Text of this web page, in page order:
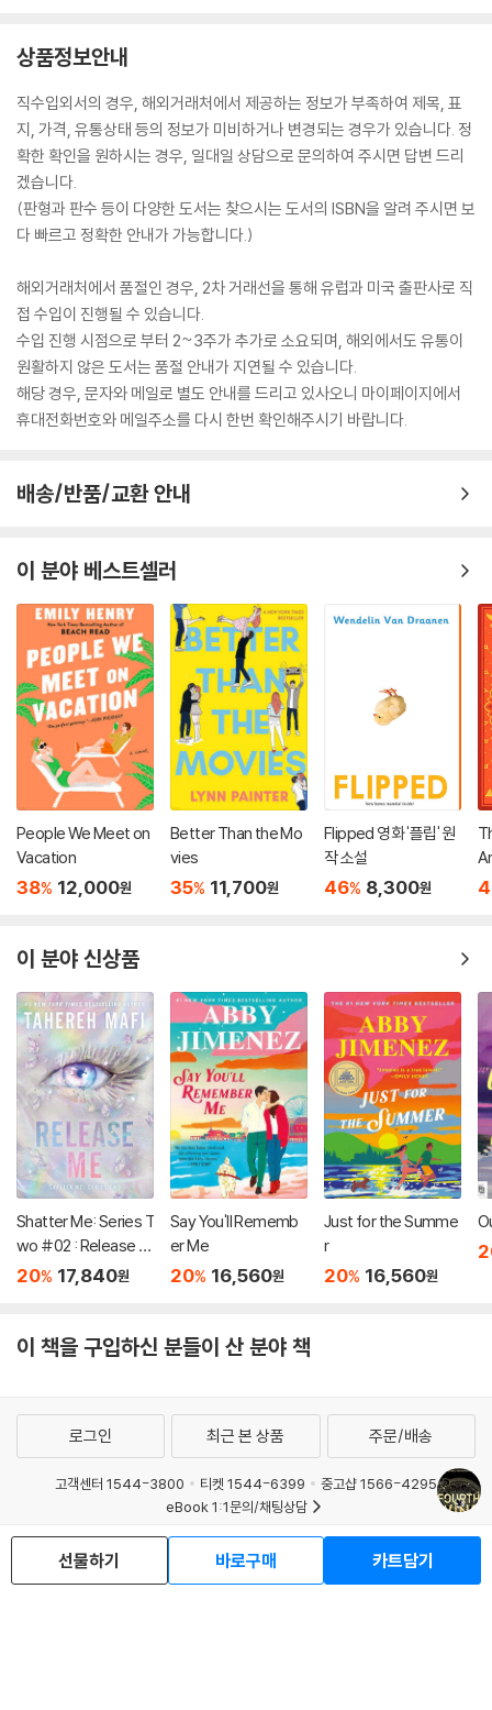
상품정보안내
직수입외서의 경우, 해외거래처에서 제공하는 정보가 부족하여 제목, 표
지, 가격, 유통상태 등의 정보가 미비하거나 변경되는 경우가 있습니다. 정
확한 확인을 원하시는 경우, 일대일 상담으로 문의하여 주시면 답변 드리
겠습니다.
(판형과 판수 등이 다양한 도서는 찾으시는 도서의 ISBN을 알려 주시면 보
다 빠르고 정확한 안내가 가능합니다.)
해외거래처에서 품절인 경우, 2차 거래선을 통해 유럽과 미국 출판사로 직
접 수입이 진행될 수 있습니다.
수입 진행 시점으로 부터 2~3주가 추가로 소요되며, 해외에서도 유통이
원활하지 않은 도서는 품절 안내가 지연될 수 있습니다.
해당 경우, 문자와 메일로 별도 안내를 드리고 있사오니 마이페이지에서
휴대전화번호와 메일주소를 다시 한번 확인해주시기 바랍니다.
배송/반품/교환 안내
이 분야 베스트셀러
People We Meet on
Vacation
38% 12,000원
Better Than the Mo
vies
35% 11,700원
Flipped 영화 '플립' 원
작 소설
46% 8,300원
이 분야 신상품
Shatter Me: Series T
wo #02 : Release M
e
20% 17,840원
Say You'll Rememb
er Me
20% 16,560원
Just for the Summe
r
20% 16,560원
이 책을 구입하신 분들이 산 분야 책
선물하기 바로구매 카트담기
로그인 최근 본 상품 주문/배송
고객센터 1544-3800 티켓 1544-6399
중고샵 1566-4295
eBook 1:1문의/채팅상담
예스이십사(주) 사업자 정보
이용약관
개인정보처리방침
청소년보호정책